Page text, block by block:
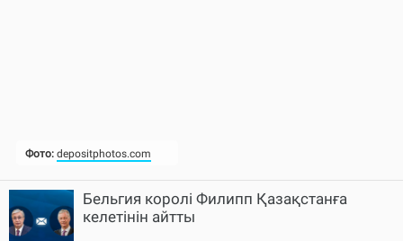
Бельгия королі Филипп Қазақстанға
келетінін айтты